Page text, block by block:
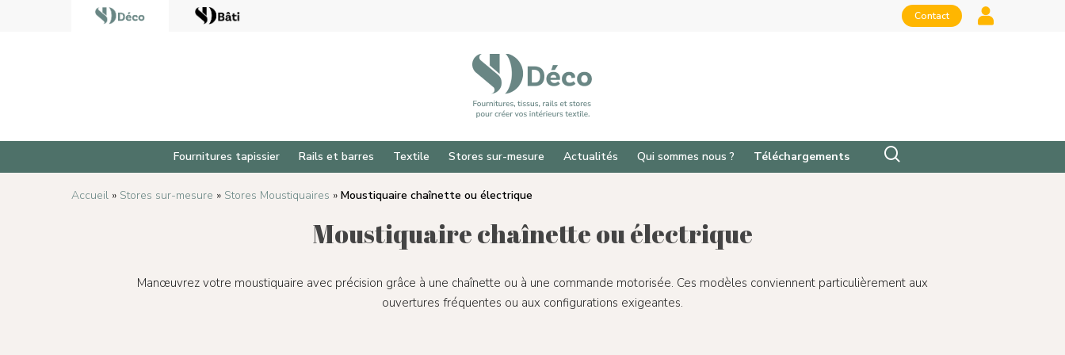
Contact
Fournitures tapissier Rails et barres Textile Stores sur-mesure Actualités Qui sommes nous ? Téléchargements
Accueil » Stores sur-mesure » Stores Moustiquaires » Moustiquaire chaînette ou électrique
Moustiquaire chaînette ou électrique
Manœuvrez votre moustiquaire avec précision grâce à une chaînette ou à une commande motorisée. Ces modèles conviennent particulièrement aux
ouvertures fréquentes ou aux configurations exigeantes.